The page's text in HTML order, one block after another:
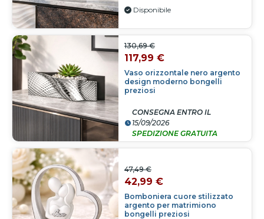
Disponibile
Vaso orizzontale nero argento
design moderno bongelli
preziosi
130,69 €
117,99 €
CONSEGNA ENTRO IL
15/09/2026
SPEDIZIONE GRATUITA
Bomboniera cuore stilizzato
argento per matrimiono
bongelli preziosi
47,49 €
42,99 €